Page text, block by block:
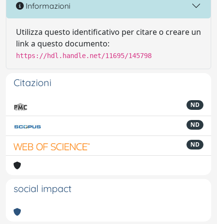
Informazioni
Utilizza questo identificativo per citare o creare un
link a questo documento:
https://hdl.handle.net/11695/145798
Citazioni
ND
ND
ND
social impact